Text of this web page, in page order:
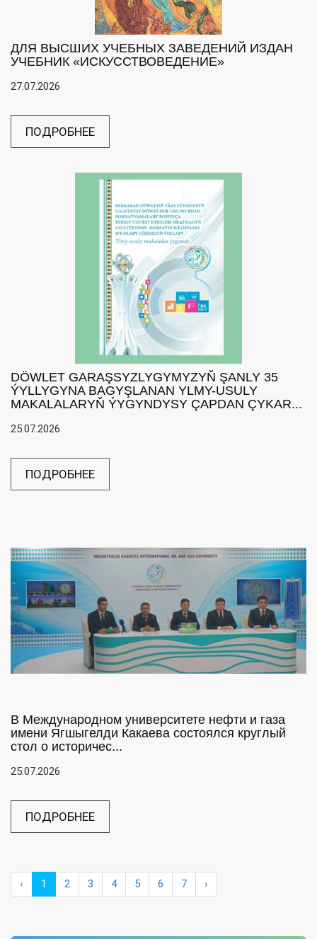
ДЛЯ ВЫСШИХ УЧЕБНЫХ ЗАВЕДЕНИЙ ИЗДАН
УЧЕБНИК «ИСКУССТВОВЕДЕНИЕ»
27.07.2026
ПОДРОБНЕЕ
DÖWLET GARAŞSYZLYGYMYZYŇ ŞANLY 35
ÝYLLYGYNA BAGYŞLANAN YLMY-USULY
MAKALALARYŇ ÝYGYNDYSY ÇAPDAN ÇYKAR...
25.07.2026
ПОДРОБНЕЕ
В Международном университете нефти и газа
имени Ягшыгелди Какаева состоялся круглый
стол о историчес...
25.07.2026
ПОДРОБНЕЕ
‹ 1 2 3 4 5 6 7 ›